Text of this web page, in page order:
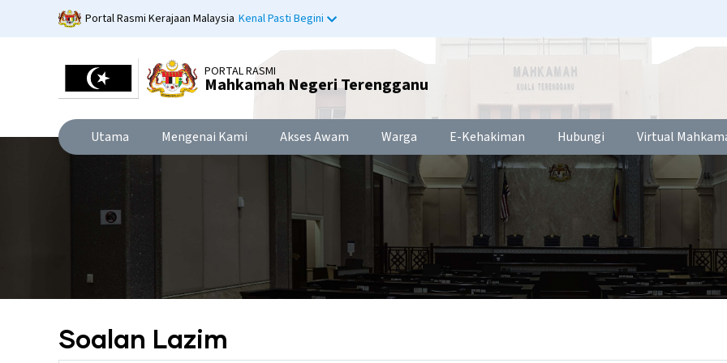
Portal Rasmi Kerajaan Malaysia Kenal Pasti Begini
PORTAL RASMI
Mahkamah Negeri Terengganu
Utama Mengenai Kami Akses Awam Warga E-Kehakiman Hubungi Virtual
Soalan Lazim